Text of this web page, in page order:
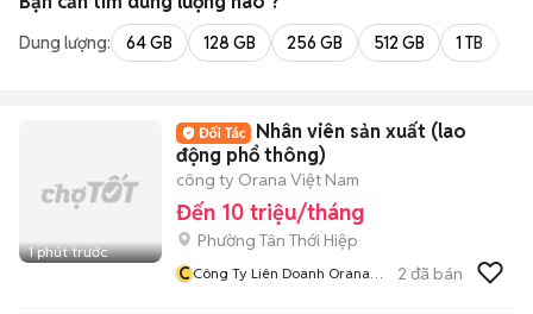
Dung lượng: 64 GB 128 GB 256 GB 512 GB 1 TB
1 phút trước
Nhân viên sản xuất (lao
động phổ thông)
công ty Orana Việt Nam
Đến 10 triệu/tháng
Phường Tân Thới Hiệp
CCông Ty Liên Doanh Orana
2 đã bán